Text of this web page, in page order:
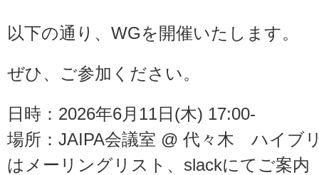
以下の通り、WGを開催いたします。
ぜひ、ご参加ください。
日時：2026年6月11日(木) 17:00-
場所：JAIPA会議室 @ 代々木 ハイブ
はメーリングリスト、slackにてご案内